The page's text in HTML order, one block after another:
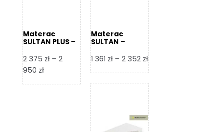
Materac
SULTAN PLUS –
2 375 zł – 2
950 złZakres
Materac
SULTAN –
1 361 zł – 2 352 złZakres
cen:
od
1
361 zł
do
2